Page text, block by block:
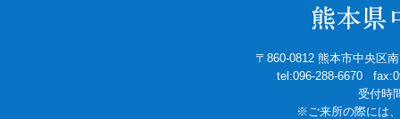
〒860-0812 熊本市中央区
tel:096-288-6670
受付時
※ご来所の際には